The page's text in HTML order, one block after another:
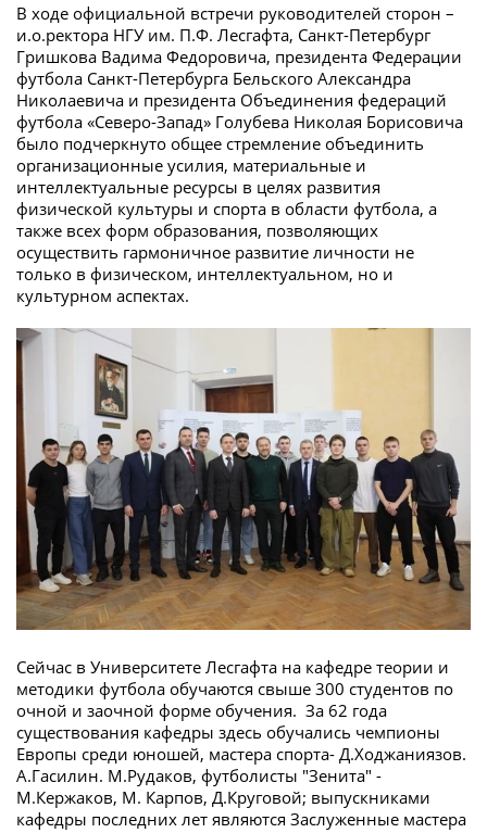
В ходе официальной встречи руководителей сторон –
и.о.ректора НГУ им. П.Ф. Лесгафта, Санкт-Петербург
Гришкова Вадима Федоровича, президента Федерации
футбола Санкт-Петербурга Бельского Александра
Николаевича и президента Объединения федераций
футбола «Северо-Запад» Голубева Николая Борисовича
было подчеркнуто общее стремление объединить
организационные усилия, материальные и
интеллектуальные ресурсы в целях развития
физической культуры и спорта в области футбола, а
также всех форм образования, позволяющих
осуществить гармоничное развитие личности не
только в физическом, интеллектуальном, но и
культурном аспектах.
Сейчас в Университете Лесгафта на кафедре теории и
методики футбола обучаются свыше 300 студентов по
очной и заочной форме обучения. За 62 года
существования кафедры здесь обучались чемпионы
Европы среди юношей, мастера спорта- Д.Ходжаниязов.
А.Гасилин. М.Рудаков, футболисты "Зенита" -
М.Кержаков, М. Карпов, Д.Круговой; выпускниками
кафедры последних лет являются Заслуженные мастера